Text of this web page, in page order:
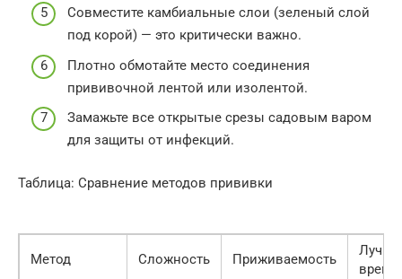
Совместите камбиальные слои (зеленый слой
под корой) — это критически важно.
Плотно обмотайте место соединения
прививочной лентой или изолентой.
Замажьте все открытые срезы садовым варом
для защиты от инфекций.
Таблица: Сравнение методов прививки
Метод Сложность Приживаемость
время